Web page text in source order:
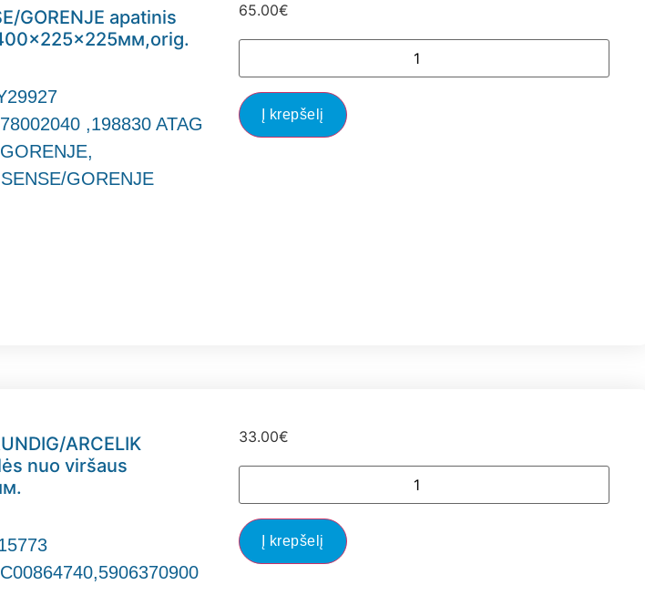
GORENJE apatinis
78002040 ,198830 ATAG
GORENJE
65.00€
Į krepšelį
ARCELIK
nuo viršaus
C00864740,5906370900
33.00€
Į krepšelį